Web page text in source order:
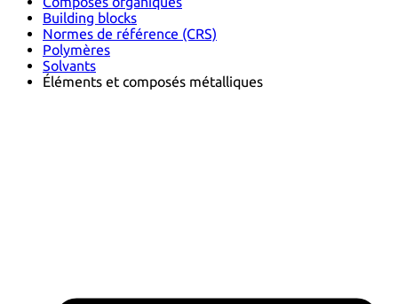
Building blocks
Normes de référence (CRS)
Polymères
Solvants
Éléments et composés métalliques